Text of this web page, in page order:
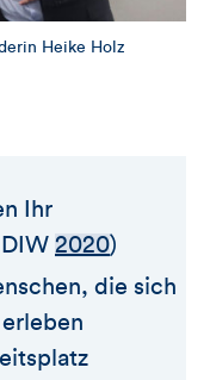
Heike Holz
Ihr
2020)
die sich